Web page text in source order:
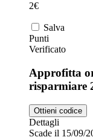
2€
Salva
Punti
Verificato
Approfitta
risparmiare
Ottieni codice
Dettagli
Scade il 15/09/